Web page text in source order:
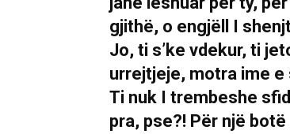
gjithë, o engjëll I
Jo, ti s’ke vdekur, ti
urrejtjeje, motra ime e
Ti nuk I trembeshe
pra, pse?! Për një